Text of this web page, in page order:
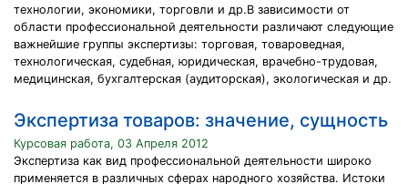
технологии, экономики, торговли и др.В зависимости от
области профессиональной деятельности различают следующие
важнейшие группы экспертизы: торговая, товароведная,
технологическая, судебная, юридическая, врачебно-трудовая,
медицинская, бухгалтерская (аудиторская), экологическая и др.
Экспертиза товаров: значение, сущность
Курсовая работа, 03 Апреля 2012
Экспертиза как вид профессиональной деятельности широко
применяется в различных сферах народного хозяйства. Истоки